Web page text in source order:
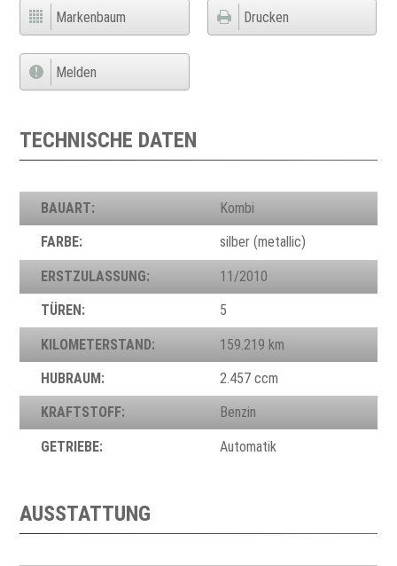
Markenbaum Drucken
Melden
TECHNISCHE DATEN
BAUART: Kombi
FARBE: silber (metallic)
ERSTZULASSUNG: 11/2010
TÜREN: 5
KILOMETERSTAND: 159.219 km
HUBRAUM: 2.457 ccm
KRAFTSTOFF: Benzin
GETRIEBE: Automatik
AUSSTATTUNG